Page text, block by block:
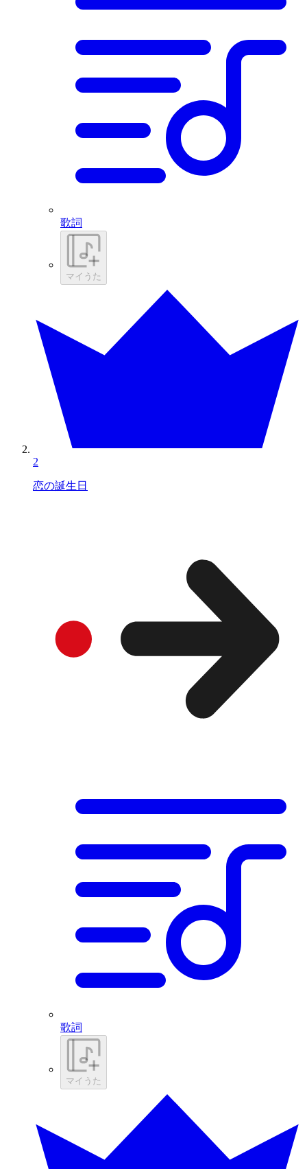
歌詞
マイうた
2
恋の誕生日
歌詞
マイうた